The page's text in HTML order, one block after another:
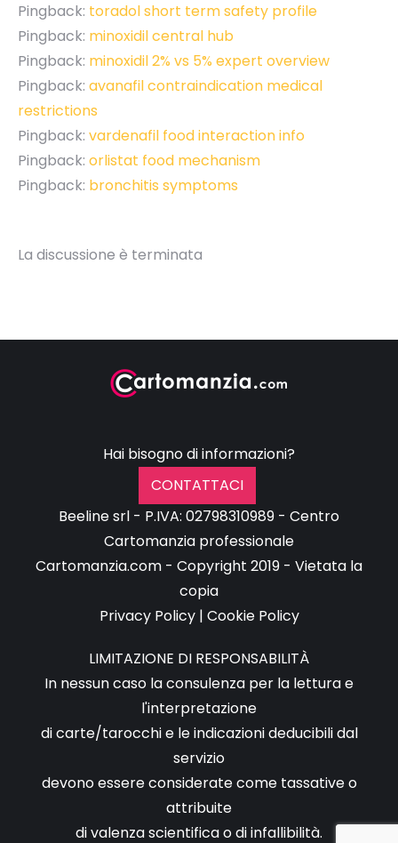
Pingback: toradol short term safety profile
Pingback: minoxidil central hub
Pingback: minoxidil 2% vs 5% expert overview
Pingback: avanafil contraindication medical
restrictions
Pingback: vardenafil food interaction info
Pingback: orlistat food mechanism
Pingback: bronchitis symptoms
La discussione è terminata
Hai bisogno di informazioni?
CONTATTACI
Beeline srl - P.IVA: 02798310989 - Centro
Cartomanzia professionale
Cartomanzia.com - Copyright 2019 - Vietata la
copia
Privacy Policy| Cookie Policy
LIMITAZIONE DI RESPONSABILITÀ
In nessun caso la consulenza per la lettura e
l'interpretazione
di carte/tarocchi e le indicazioni deducibili dal
servizio
devono essere considerate come tassative o
attribuite
di valenza scientifica o di infallibilità.